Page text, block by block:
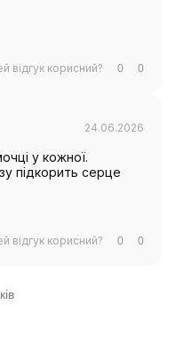
відгук корисний? 0 0
24.06.2026
у кожної.
підкорить серце
відгук корисний? 0 0